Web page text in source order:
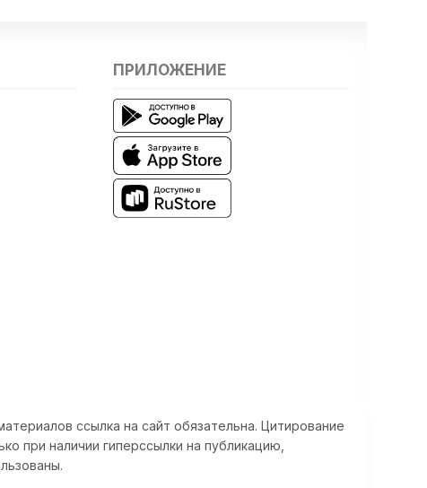
ПРИЛОЖЕНИЕ
ссылка на сайт обязательна. Цитирование
при наличии гиперссылки на публикацию,